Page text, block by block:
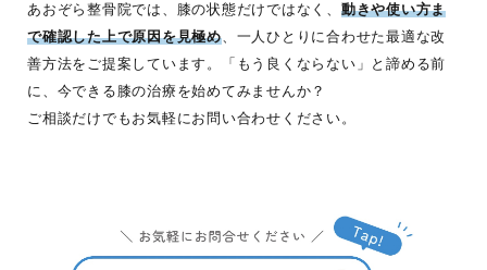
あおぞら整骨院では、膝の状態だけではなく、 動きや使い方ま
で確認した上で原因を見極め、一人ひとりに合わせた最適な改
善方法をご提案しています。「もう良くならない」と諦める前
に、今できる膝の治療を始めてみませんか？
ご相談だけでもお気軽にお問い合わせください。